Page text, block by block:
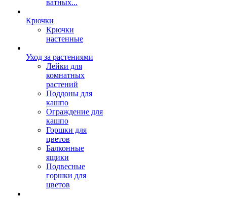
ватных...
Крючки
Крючки
настенные
Уход за растениями
Лейки для
комнатных
растений
Поддоны для
кашпо
Ограждение для
кашпо
Горшки для
цветов
Балконные
ящики
Подвесные
горшки для
цветов